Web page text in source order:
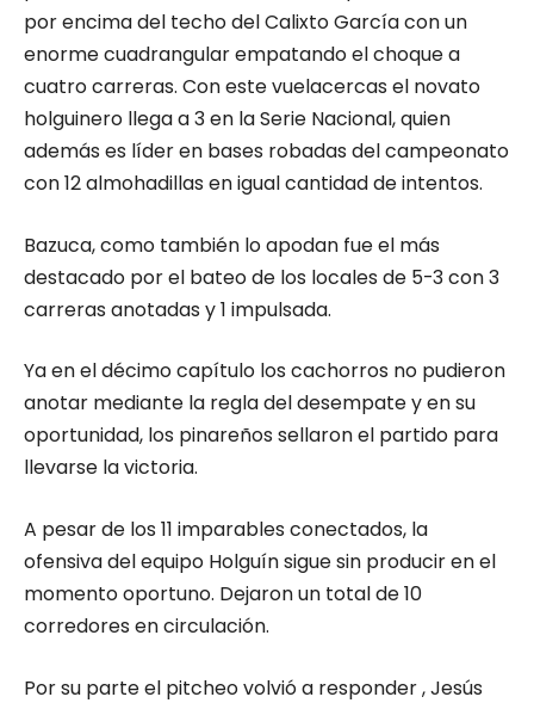
por encima del techo del Calixto García con un
enorme cuadrangular empatando el choque a
cuatro carreras. Con este vuelacercas el novato
holguinero llega a 3 en la Serie Nacional, quien
además es líder en bases robadas del campeonato
con 12 almohadillas en igual cantidad de intentos.
Bazuca, como también lo apodan fue el más
destacado por el bateo de los locales de 5-3 con 3
carreras anotadas y 1 impulsada.
Ya en el décimo capítulo los cachorros no pudieron
anotar mediante la regla del desempate y en su
oportunidad, los pinareños sellaron el partido para
llevarse la victoria.
A pesar de los 11 imparables conectados, la
ofensiva del equipo Holguín sigue sin producir en el
momento oportuno. Dejaron un total de 10
corredores en circulación.
Por su parte el pitcheo volvió a responder , Jesús